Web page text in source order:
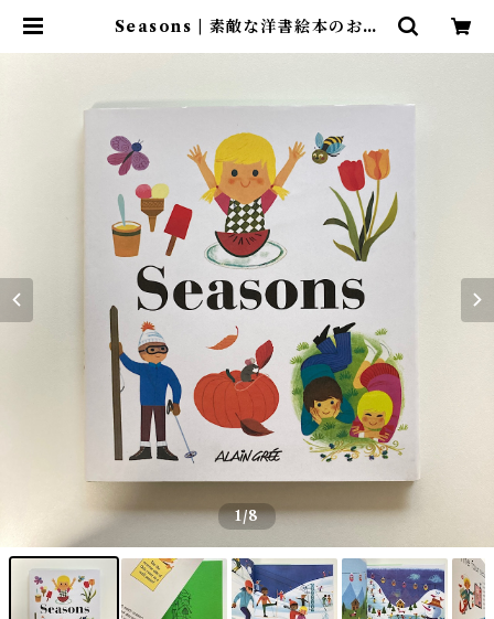
Seasons | 素敵な洋書絵本のお店
1/8